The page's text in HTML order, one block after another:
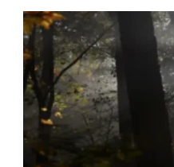
Wypalenie
rodzicielskie